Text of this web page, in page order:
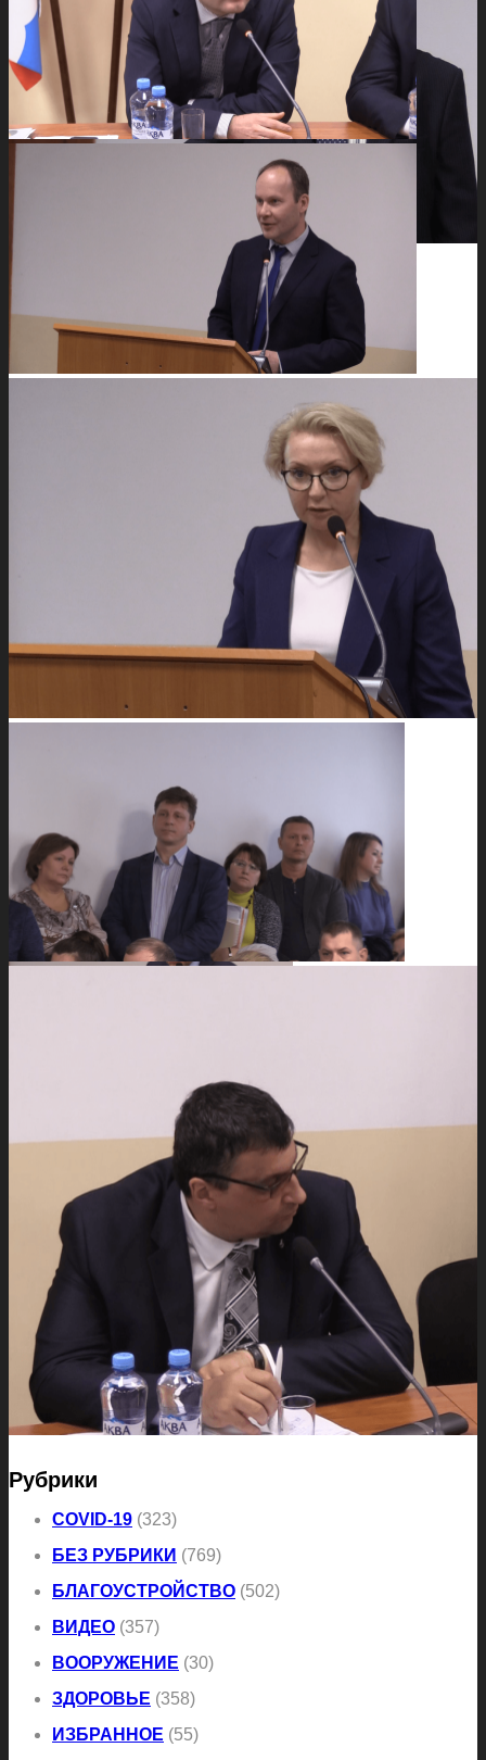
Рубрики
COVID-19 (323)
БЕЗ РУБРИКИ (769)
БЛАГОУСТРОЙСТВО (502)
ВИДЕО (357)
ВООРУЖЕНИЕ (30)
ЗДОРОВЬЕ (358)
ИЗБРАННОЕ (55)